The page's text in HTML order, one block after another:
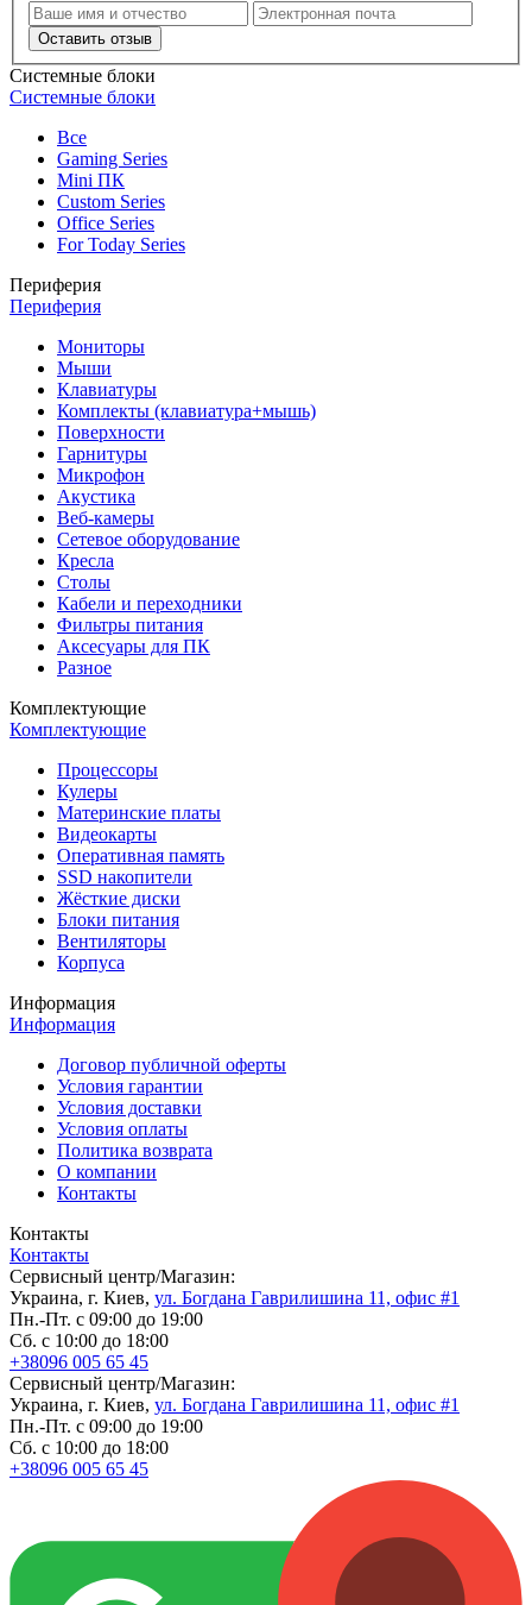
Оставить отзыв
Системные блоки
Системные блоки
Все
Gaming Series
Mini ПК
Custom Series
Office Series
For Today Series
Периферия
Периферия
Мониторы
Мыши
Клавиатуры
Комплекты (клавиатура+мышь)
Поверхности
Гарнитуры
Микрофон
Акустика
Веб-камеры
Сетевое оборудование
Кресла
Столы
Кабели и переходники
Фильтры питания
Аксесуары для ПК
Разное
Комплектующие
Комплектующие
Процессоры
Кулеры
Материнские платы
Видеокарты
Оперативная память
SSD накопители
Жёсткие диски
Блоки питания
Вентиляторы
Корпуса
Информация
Информация
Договор публичной оферты
Условия гарантии
Условия доставки
Условия оплаты
Политика возврата
О компании
Контакты
Контакты
Контакты
Сервисный центр/Магазин:
Украина, г. Киев, ул. Богдана Гаврилишина 11, офис #1
Пн.-Пт. с 09:00 до 19:00
Сб. с 10:00 до 18:00
+38096 005 65 45
Сервисный центр/Магазин:
Украина, г. Киев, ул. Богдана Гаврилишина 11, офис #1
Пн.-Пт. с 09:00 до 19:00
Сб. с 10:00 до 18:00
+38096 005 65 45